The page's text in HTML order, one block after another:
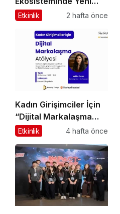
Dönem Başlıyor: Bayim
2026 İçin Geri Sayım!
Etkinlik 2 hafta önce
Kadın Girişimciler İçin
“Dijital Markalaşma
Atölyesi” Başlıyor
Etkinlik 4 hafta önce